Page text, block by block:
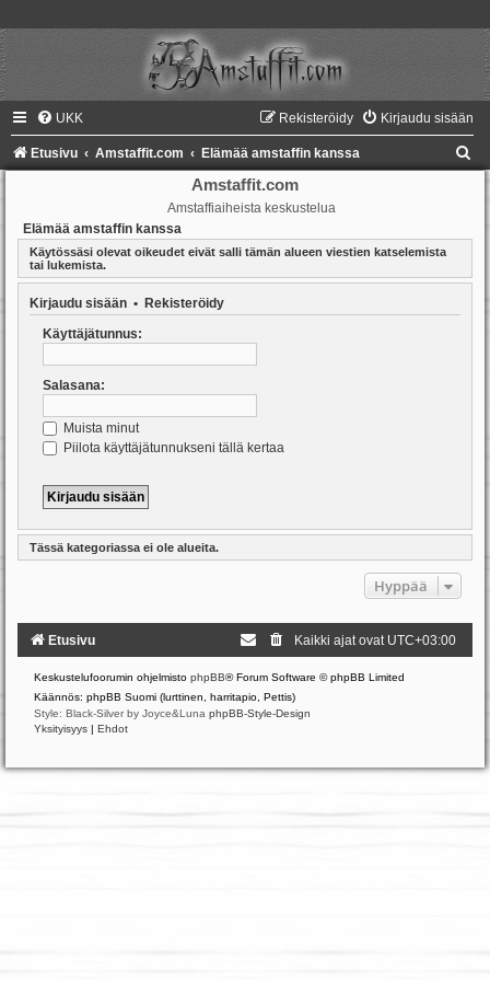
UKK Kirjaudu sisään
Rekisteröidy
Etusivu Amstaffit.com Elämää amstaffin kanssa
Amstaffit.com
Amstaffiaiheista keskustelua
Elämää amstaffin kanssa
Käytössäsi olevat oikeudet eivät salli tämän alueen viestien katselemista
tai lukemista.
Kirjaudu sisään • Rekisteröidy
Käyttäjätunnus:
Salasana:
Muista minut
Piilota käyttäjätunnukseni tällä kertaa
Tässä kategoriassa ei ole alueita.
Hyppää
Etusivu Kaikki ajat ovat UTC+03:00
Keskustelufoorumin ohjelmisto phpBB® Forum Software © phpBB Limited
Käännös: phpBB Suomi (lurttinen, harritapio, Pettis)
Style: Black-Silver by Joyce&Luna phpBB-Style-Design
Yksityisyys | Ehdot